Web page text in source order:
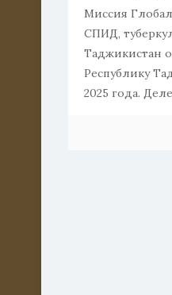
Миссия
СПИД,
Таджикистан
Республику
2025 года.